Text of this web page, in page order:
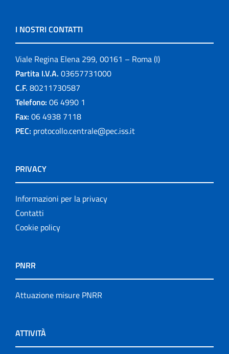
I NOSTRI CONTATTI
Viale Regina Elena 299, 00161 – Roma (I)
Partita I.V.A. 03657731000
C.F. 80211730587
Telefono: 06 4990 1
Fax: 06 4938 7118
PEC: protocollo.centrale@pec.iss.it
PRIVACY
Informazioni per la privacy
Contatti
Cookie policy
PNRR
Attuazione misure PNRR
ATTIVITÀ